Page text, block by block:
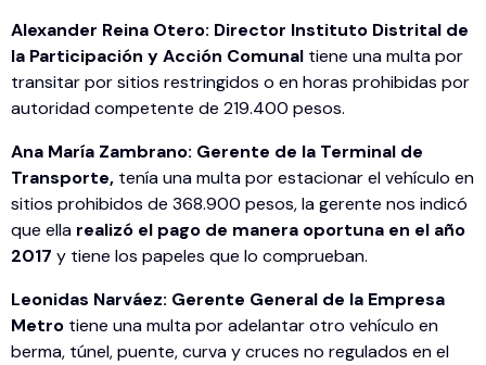
Alexander Reina Otero: Director Instituto Distrital de
la Participación y Acción Comunal tiene una multa por
transitar por sitios restringidos o en horas prohibidas por
autoridad competente de 219.400 pesos.
Ana María Zambrano: Gerente de la Terminal de
Transporte, tenía una multa por estacionar el vehículo en
sitios prohibidos de 368.900 pesos, la gerente nos indicó
que ella realizó el pago de manera oportuna en el año
2017 y tiene los papeles que lo comprueban.
Leonidas Narváez: Gerente General de la Empresa
Metro tiene una multa por adelantar otro vehículo en
berma, túnel, puente, curva y cruces no regulados en el